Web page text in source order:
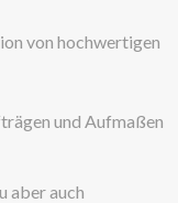
von hochwertigen
und Aufmaßen
aber auch